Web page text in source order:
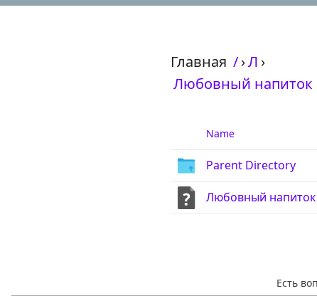
Главная /›Л ›
Любовный напиток
Name
Parent Directory
Любовный напиток
Есть